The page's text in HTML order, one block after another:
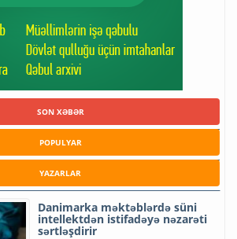
SON XƏBƏR
POPULYAR
YAZARLAR
Danimarka məktəblərdə süni
intellektdən istifadəyə nəzarəti
sərtləşdirir